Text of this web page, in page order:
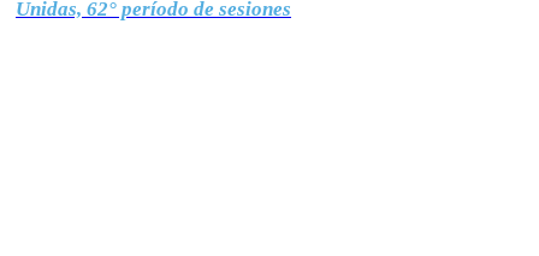
Unidas, 62° período de sesiones